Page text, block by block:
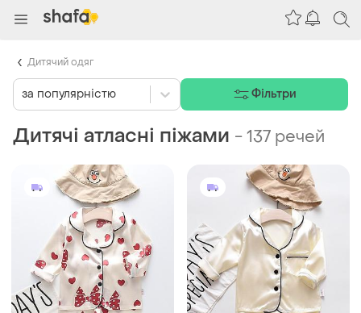
Дитячі атласні піжами -137 речей
за популярністю Фільтри
Дитячий одяг